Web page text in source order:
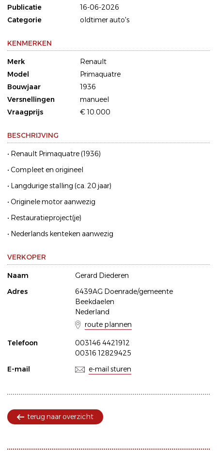
Publicatie
16-06-2026
Categorie
oldtimer auto's
KENMERKEN
Merk
Renault
Model
Primaquatre
Bouwjaar
1936
Versnellingen
manueel
Vraagprijs
€ 10.000
BESCHRIJVING
• Renault Primaquatre (1936)
• Compleet en origineel
• Langdurige stalling (ca. 20 jaar)
• Originele motor aanwezig
• Restauratieproject(je)
• Nederlands kenteken aanwezig
VERKOPER
Naam
Gerard Diederen
Adres
6439AG Doenrade/gemeente
Beekdaelen
Nederland
route plannen
Telefoon
003146 4421912
00316 12829425
E-mail
e-mail sturen
terug naar overzicht